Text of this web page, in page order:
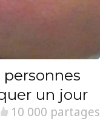
un jour
10 000 partages